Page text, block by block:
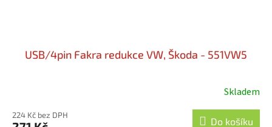
USB/4pin Fakra redukce VW, Škoda - 551VW5
produktu
Skladem
224 Kč bez DPH
Do košíku